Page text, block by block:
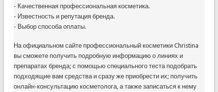
- Качественная профессиональная косметика.
- Известность и репутация бренда.
- Выбор способа оплаты.
На официальном сайте профессиональный косметики Christina
вы сможете получить подробную информацию о линиях и
препаратах бренда; с помощью специального теста подобрать
подходящие вам средства и сразу же приобрести их; получить
онлайн-консультацию косметолога, а также записаться к нему